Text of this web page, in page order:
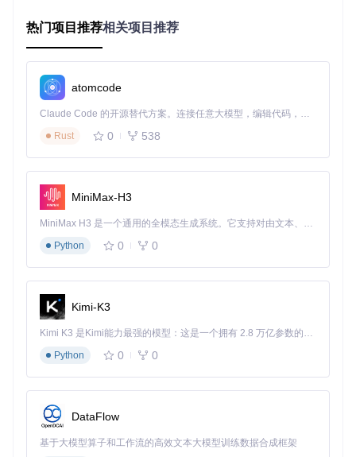
础。
应用场景：实战案例与实现方案
场景一：跨平台RESTful API开发
使用mORMot2开发跨平台RESTful API仅需简单几步：
  mormot.core.base,
  mormot.net.http,
  mormot.rest.server;
begin
  Server := TSqlRestServer.Create;
try
    Server.Model.Add(TypeInfo(TUser));
Server.ServiceRegister(TUserService,
// 启动服务器，监听8080端口
    Server.HttpServer.Start(
热门项目推荐相关项目推荐
atomcode
Claude Code 的开源替代方案。连接任意大模型，编辑代码，运行命令，自动验证 — 全自动执行。用 Rust 构建，极致性能。 ｜ An open-source alternative to Claude Code. Connect any LLM, edit code, run commands, and verify changes — autonomously. Built in Rust for speed. Get Started
Rust
0 538
MiniMax-H3
MiniMax H3 是一个通用的全模态生成系统。它支持对由文本、图像、视频和音频组成的多模态上下文进行统一理解，并能生成分辨率高达 2K、时长可达 15 秒的带原生立体声音频的视频。得益于面向任务泛化的系统设计，H3 在预训练阶段就已具备广泛的多模态上下文理解与生成能力，能够出色地执行复杂的多模态指令。
Python
0 0
Kimi-K3
Kimi K3 是Kimi能力最强的模型：这是一个拥有 2.8 万亿参数的混合专家（MoE）模型，具备原生视觉理解能力，并支持 100 万 token 的上下文窗口。
Python
0 0
DataFlow
基于大模型算子和工作流的高效文本大模型训练数据合成框架